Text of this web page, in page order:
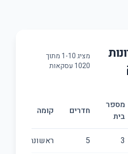
מציג 1-10
מתוך
1020 עסקאות
מספר
בית
חדרים קומה
3
5 ראשונה/6